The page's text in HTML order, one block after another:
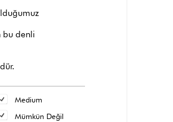
bu denli
Medium
Mümkün Değil